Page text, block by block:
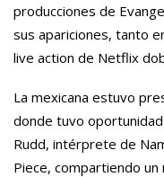
producciones de
sus apariciones, tanto
live action de Netflix
La mexicana estuvo
donde tuvo
Rudd, intérprete de
Piece, compartiendo